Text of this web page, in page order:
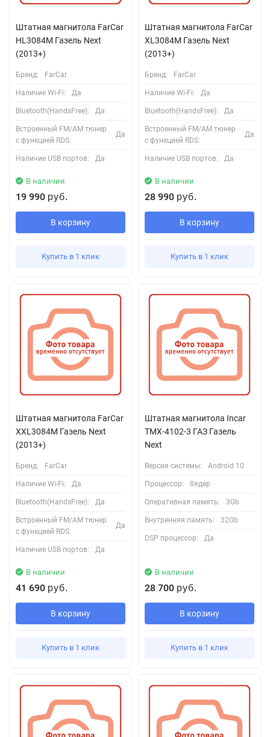
Штатная магнитола FarCar
HL3084M Газель Next
(2013+)
Бренд: FarCar
Наличие Wi-Fi: Да
Bluetooth(HandsFree): Да
Встроенный FM/AM тюнер
с функцией RDS:
Да
Наличие USB портов: Да
В наличии
19 990 руб.
В корзину
Купить в 1 клик
Штатная магнитола FarCar
XL3084M Газель Next
(2013+)
Бренд: FarCar
Наличие Wi-Fi: Да
Bluetooth(HandsFree): Да
Встроенный FM/AM тюнер
с функцией RDS:
Да
Наличие USB портов: Да
В наличии
28 990 руб.
В корзину
Купить в 1 клик
Штатная магнитола FarCar
XXL3084M Газель Next
(2013+)
Бренд: FarCar
Наличие Wi-Fi: Да
Bluetooth(HandsFree): Да
Встроенный FM/AM тюнер
с функцией RDS:
Да
Наличие USB портов: Да
В наличии
41 690 руб.
В корзину
Купить в 1 клик
Штатная магнитола Incar
TMX-4102-3 ГАЗ Газель
Next
Версия системы: Android 10
Процессор: 8ядер
Оперативная память: 3Gb
Внутренняя память: 32Gb
DSP процессор: Да
В наличии
28 700 руб.
В корзину
Купить в 1 клик